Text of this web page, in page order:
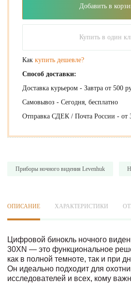
Добавить в
Купить в один
Как купить дешевле?
Способ доставки:
Доставка курьером - Завтра от 500
Самовывоз - Сегодня, бесплатно
Отправка СДЕК / Почта России - от
Приборы ночного видения Levenhuk
ОПИСАНИЕ ХАРАКТЕРИСТИКИ
Цифровой бинокль ночного
30XN — это функциональное
как в полной темноте, так и при
Он идеально подходит для
исследователей и всех, кому